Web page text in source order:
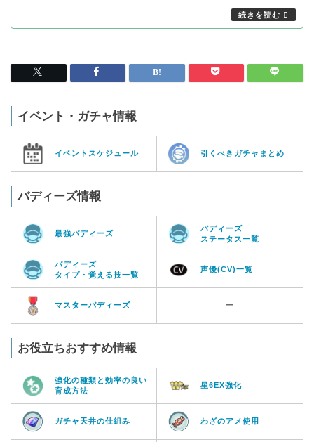
イベント・ガチャ情報
イベントスケジュール 引くべきガチャまとめ
バディーズ情報
最強バディーズ
バディーズ
ステータス一覧
バディーズ
タイプ・覚える技一覧
声優(CV)一覧
マスターバディーズ ー
お役立ちおすすめ情報
強化の種類と効率の良い
育成方法
星6EX強化
ガチャ天井の仕組み わざのアメ使用